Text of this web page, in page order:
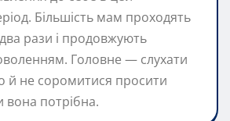
Більшість мам проходять
рази і продовжують
Головне — слухати
й не соромитися просити
потрібна.